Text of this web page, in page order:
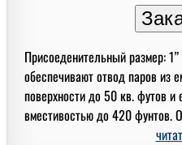
Присоеденительный размер:
обеспечивают отвод паров из
поверхности до 50 кв. футов и
вместивостью до 420 фунтов.